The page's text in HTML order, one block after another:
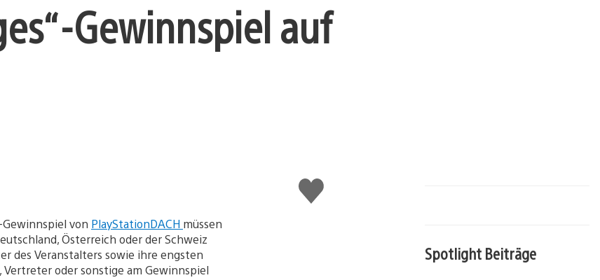
Gewinnspiel auf
Gefällt
mir
Gewinnspiel von PlayStationDACH müssen
Österreich oder der Schweiz
des Veranstalters sowie ihre engsten
oder sonstige am Gewinnspiel
Spotlight Beiträge